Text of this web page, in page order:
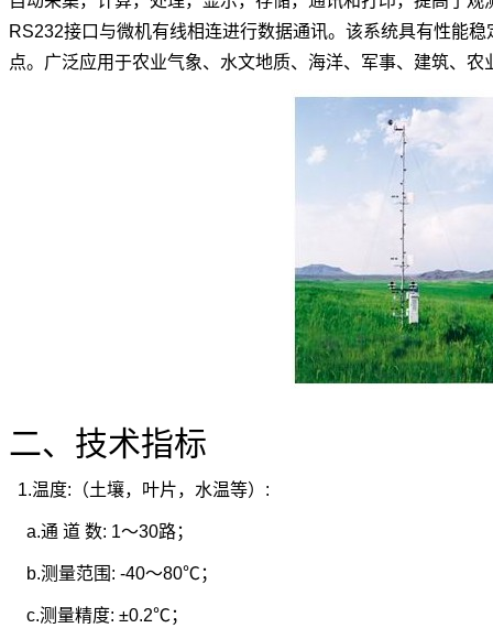
RS232接口与微机有线相连进行数据通讯。该系统具有性能
点。广泛应用于农业气象、水文地质、海洋、军事、建筑、
二、技术指标
1.温度:（土壤，叶片，水温等）:
a.通 道 数: 1～30路；
b.测量范围: -40～80℃；
c.测量精度: ±0.2℃；